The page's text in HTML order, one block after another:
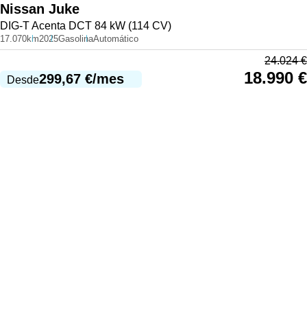
Nissan Juke
DIG-T Acenta DCT 84 kW (114 CV)
17.070km2025GasolinaAutomático
Desde299,67 €/mes
24.024€
18.990 €